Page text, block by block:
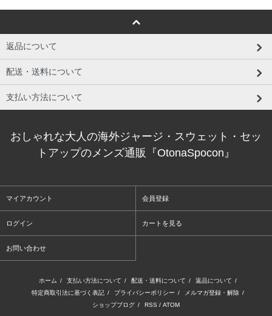
返品について
配送・送料について
支払い方法について
おしゃれな大人の海外ジャージ・スウェット・セッ
トアップのメンズ通販『OtonaSpocon』
マイアカウント 会員登録
ログイン カートを見る
お問い合わせ
ホーム / 支払い方法について / 配送・送料について / 返品について /
特定商取引法に基づく表記 / プライバシーポリシー / メルマガ登録・解除 /
ショップブログ / RSS / ATOM